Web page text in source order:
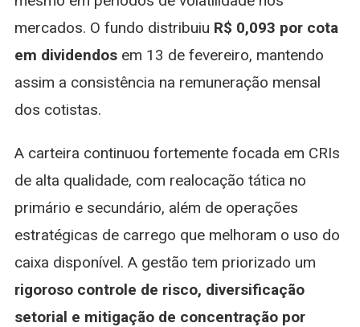
mercados. O fundo distribuiu R$ 0,093 por cota
em dividendosem 13 de fevereiro, mantendo
assim a consistência na remuneração mensal
dos cotistas.
A carteira continuou fortemente focada em CRIs
de alta qualidade, com realocação tática no
primário e secundário, além de operações
estratégicas de carrego que melhoram o uso do
caixa disponível. A gestão tem priorizado um
rigoroso controle de risco, diversificação
setorial e mitigação de concentração por